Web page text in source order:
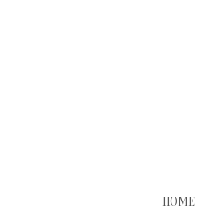
HOME